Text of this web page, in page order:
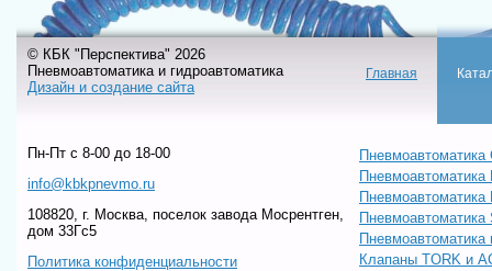
© КБК "Перспектива" 2026
Пневмоавтоматика и гидроавтоматика
Дизайн и создание сайта
Главная
Пн-Пт c 8-00 до 18-00
info@kbkpnevmo.ru
108820, г. Москва, поселок завода Мосрентген,
дом 33Гс5
Политика конфиденциальности
Пневмоавтоматика
Пневмоавтоматика
Пневмоавтоматика
Пневмоавтоматика
Клапаны TORK и